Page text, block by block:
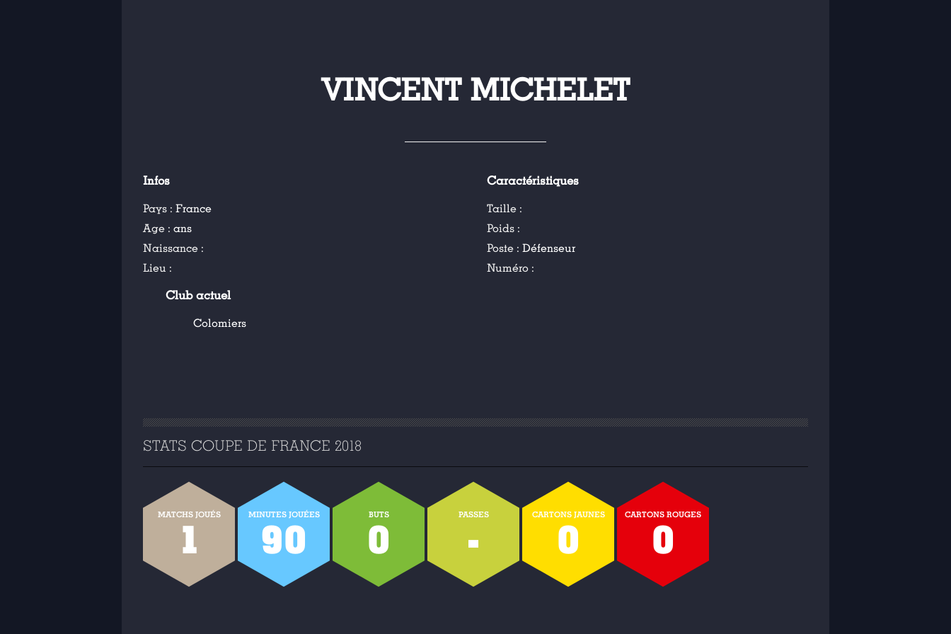
VINCENT MICHELET
Infos
Pays : France
Age : ans
Naissance :
Lieu :
Caractéristiques
Taille :
Poids :
Poste :Défenseur
Numéro :
Club actuel
Colomiers
STATS COUPE DE FRANCE 2018
MATCHS JOUÉS
1
MINUTES JOUÉES
90
BUTS
0
PASSES
-
CARTONS JAUNES
0
CARTONS ROUGES
0